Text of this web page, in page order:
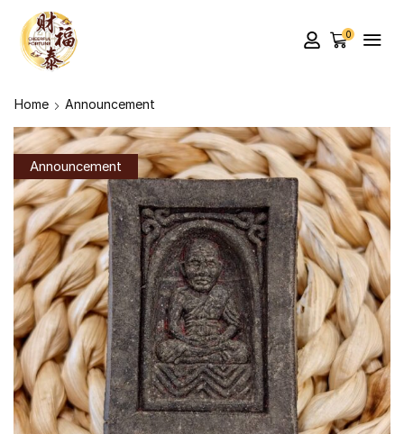
0
Home Announcement
Announcement